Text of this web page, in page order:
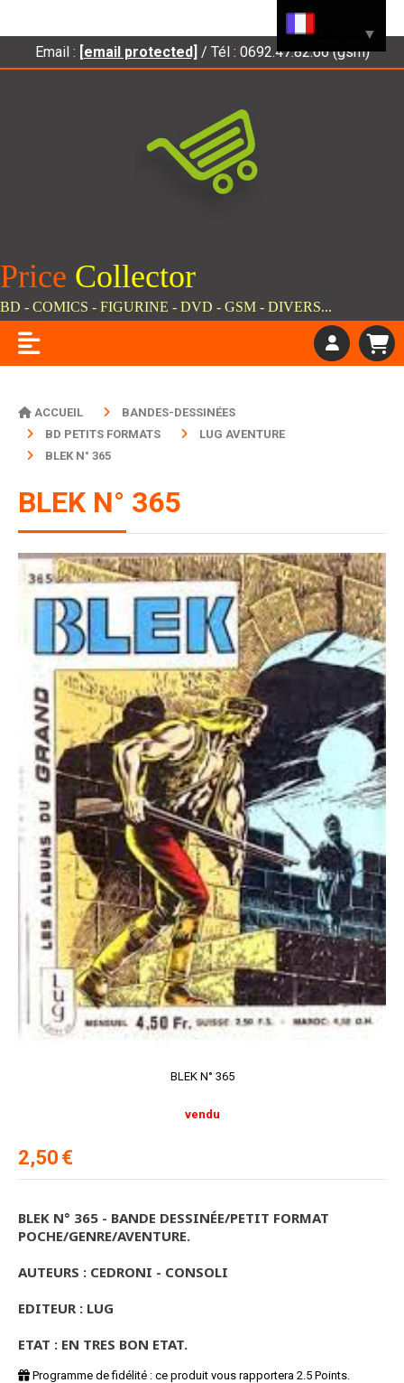
Email : [email protected] / Tél : 0692.47.82.66 (gsm)
Price Collector
BD - COMICS - FIGURINE - DVD - GSM - DIVERS...
ACCUEIL
BANDES-DESSINÉES
BD PETITS FORMATS
LUG AVENTURE
BLEK N° 365
BLEK N° 365
BLEK N° 365
2,50 €
vendu
BLEK N° 365 - BANDE DESSINÉE/PETIT FORMAT
POCHE/GENRE/AVENTURE.
AUTEURS : CEDRONI - CONSOLI
EDITEUR : LUG
ETAT : EN TRES BON ETAT.
Programme de fidélité : ce produit vous rapportera 2.5 Points.
▼